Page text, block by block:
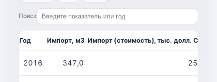
Поиск
Год Импорт, м3 Импорт (стоимость), тыс. долл. США
2016 347,0 252,0